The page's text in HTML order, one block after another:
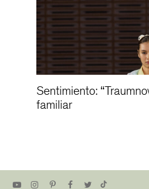
Sentimiento:
familiar